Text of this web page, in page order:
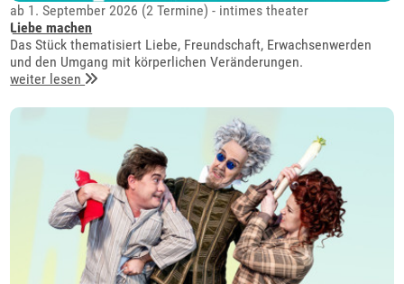
ab 1. September 2026 (2 Termine) - intimes theater
Liebe machen
Das Stück thematisiert Liebe, Freundschaft, Erwachsenwerden
und den Umgang mit körperlichen Veränderungen.
weiter lesen